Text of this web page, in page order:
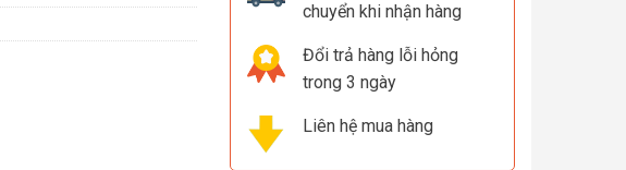
chuyển khi nhận hàng
Đổi trả hàng lỗi hỏng
trong 3 ngày
Liên hệ mua hàng